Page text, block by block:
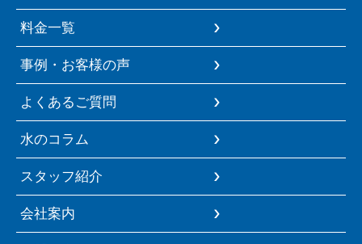
料金一覧
事例・お客様の声
よくあるご質問
水のコラム
スタッフ紹介
会社案内